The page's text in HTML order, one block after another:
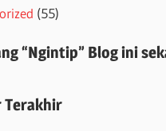
(55)
“Ngintip” Blog ini
Terakhir